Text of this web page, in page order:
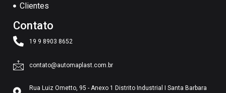
Clientes
Contato
19 9 8903 8652
contato@automaplast.com.br
Rua Luiz Ometto, 95 - Anexo 1 Distrito Industrial I Santa Barbara